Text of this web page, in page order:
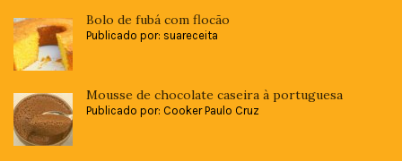
Bolo de fubá com flocão
Publicado por: suareceita
Mousse de chocolate caseira à portuguesa
Publicado por: Cooker Paulo Cruz